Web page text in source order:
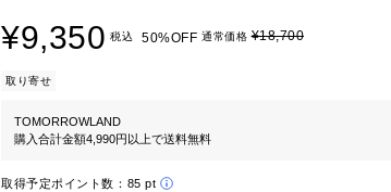
¥9,350 税込 50%OFF 通常価格¥18,700
取り寄せ
TOMORROWLAND
購入合計金額4,990円以上で送料無料
取得予定ポイント数： 85 pt